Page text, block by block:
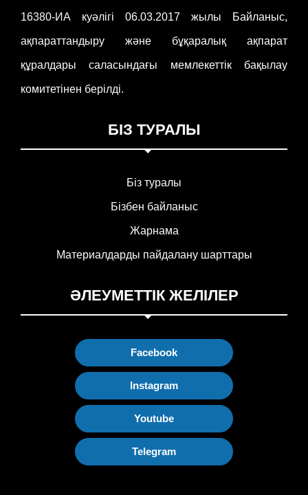
16380-ИА куәлігі 06.03.2017 жылы Байланыс,
ақпараттандыру және бұқаралық ақпарат
құралдары саласындағы мемлекеттік бақылау
комитетінен берілді.
БІЗ ТУРАЛЫ
Біз туралы
Бізбен байланыс
Жарнама
Материалдарды пайдалану шарттары
ӘЛЕУМЕТТІК ЖЕЛІЛЕР
Facebook
Instagram
Youtube
Telegram